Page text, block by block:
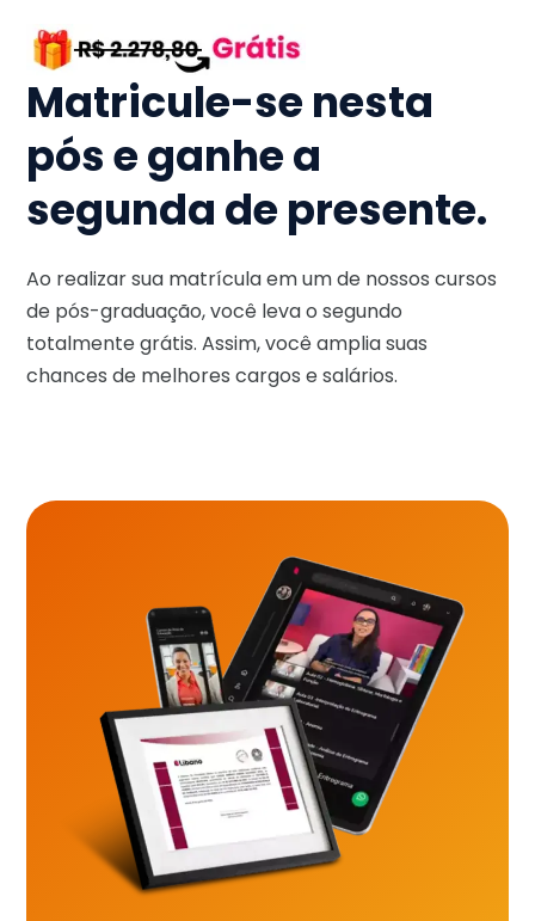
Matricule-se nesta
pós e ganhe a
segunda de presente.
Ao realizar sua matrícula em um de nossos cursos
de pós-graduação, você leva o segundo
totalmente grátis. Assim, você amplia suas
chances de melhores cargos e salários.